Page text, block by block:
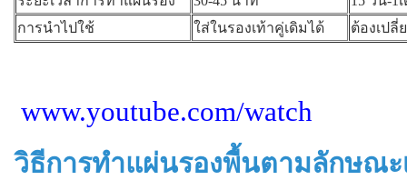
การนำไปใช้
ใส่ในรองเท้าคู่เดิมได้ ต้องเปลี่
www.youtube.com/watch
วิธีการทำแผ่นรองพื้นตามลักษณะ